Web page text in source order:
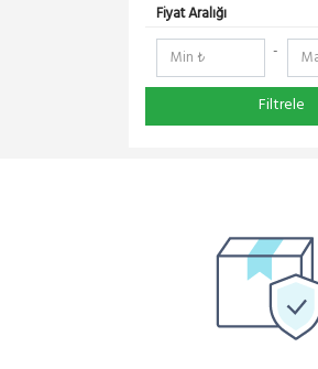
RedLine
RF Elements
NetElastic
Paessler
TENDA
Extralink
Schneider Electric
DMA-SOFT
Fiyat Aralığı
-
Filtrele